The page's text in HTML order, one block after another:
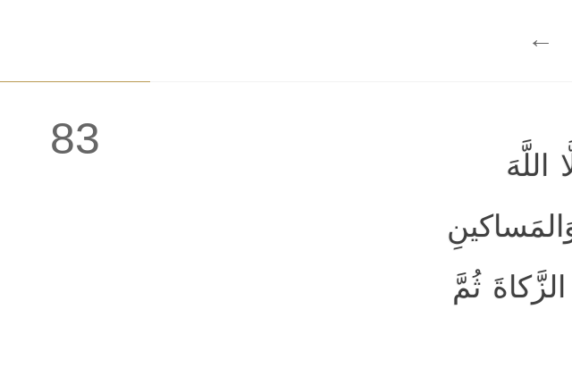
←
83
اللَّهَ
ثُمَّ